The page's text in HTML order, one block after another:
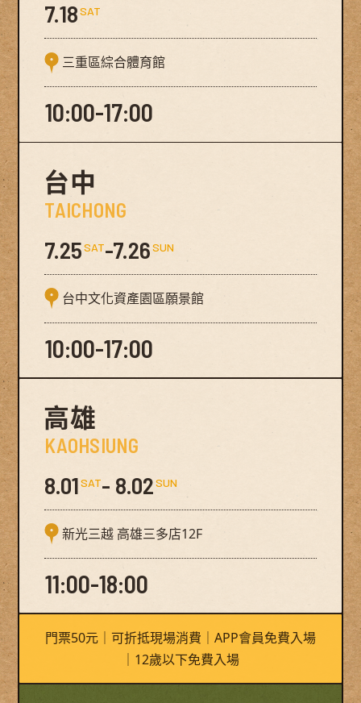
7.18SAT
三重區綜合體育館
10:00-17:00
台中
TAICHONG
7.25SAT-7.26SUN
台中文化資產園區願景館
10:00-17:00
高雄
KAOHSIUNG
8.01SAT- 8.02SUN
新光三越 高雄三多店12F
11:00-18:00
門票50元｜可折抵現場消費｜APP會員免費入場
｜12歲以下免費入場